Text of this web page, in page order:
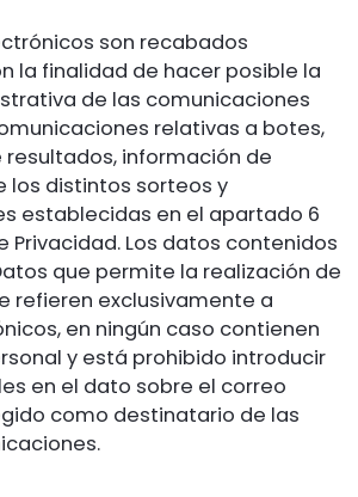
son recabados
la finalidad de hacer posible la
de las comunicaciones
relativas a botes,
información de
los distintos sorteos y
establecidas en el apartado 6
Privacidad. Los datos contenidos
que permite la realización de
refieren exclusivamente a
en ningún caso contienen
y está prohibido introducir
en el dato sobre el correo
como destinatario de las